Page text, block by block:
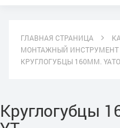
ГЛАВНАЯ СТРАНИЦА
МОНТАЖНЫЙ ИНСТРУМЕНТ
КРУГЛОГУБЦЫ 160ММ. YATO
Круглогубцы